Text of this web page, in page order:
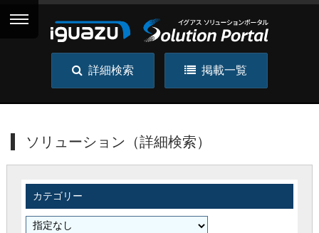
詳細検索 掲載一覧
ソリューション（詳細検索）
カテゴリー